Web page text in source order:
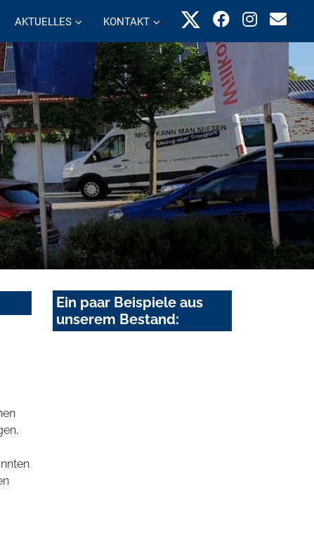
AKTUELLES KONTAKT
Ein paar Beispiele aus
unserem Bestand: